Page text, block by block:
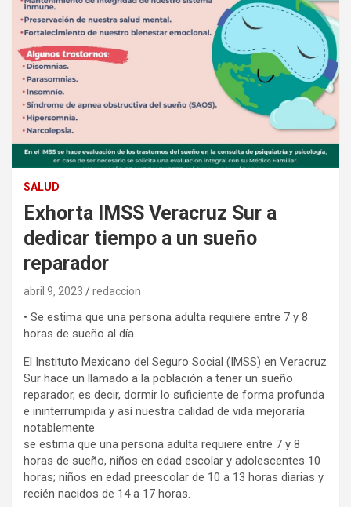
SALUD
Exhorta IMSS Veracruz Sur a
dedicar tiempo a un sueño
reparador
abril 9, 2023 redaccion
• Se estima que una persona adulta requiere entre 7 y 8
horas de sueño al día.
El Instituto Mexicano del Seguro Social (IMSS) en Veracruz
Sur hace un llamado a la población a tener un sueño
reparador, es decir, dormir lo suficiente de forma profunda
e ininterrumpida y así nuestra calidad de vida mejoraría
notablemente
se estima que una persona adulta requiere entre 7 y 8
horas de sueño, niños en edad escolar y adolescentes 10
horas; niños en edad preescolar de 10 a 13 horas diarias y
recién nacidos de 14 a 17 horas.